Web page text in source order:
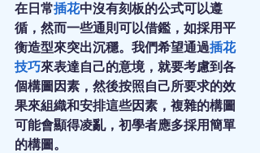
在日常插花中沒有刻板的公式可以遵
循，然而一些通則可以借鑑，如採用平
衡造型來突出沉穩。我們希望通過插花
技巧來表達自己的意境，就要考慮到各
個構圖因素，然後按照自己所要求的效
果來組織和安排這些因素，複雜的構圖
可能會顯得凌亂，初學者應多採用簡單
的構圖。